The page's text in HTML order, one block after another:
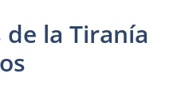
la Tiranía